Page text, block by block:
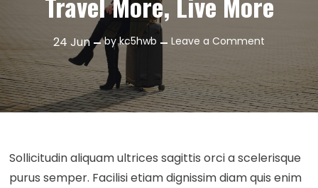
24 Jun bykc5hwb Leave a Comment
More,
Live
More
Sollicitudin aliquam ultrices sagittis orci a scelerisque
purus semper. Facilisi etiam dignissim diam quis enim